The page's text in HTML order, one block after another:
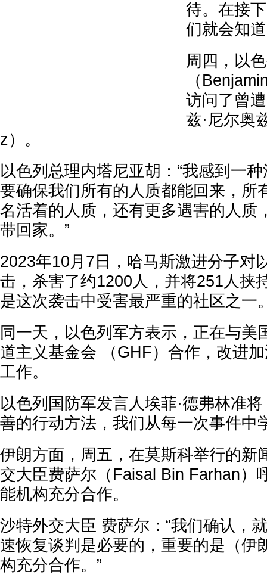
待。在接
们就会知
周四，以
（
访问了曾
兹·尼尔奥
z）。
以色列总理内塔尼亚胡：“我感到一
要确保我们所有的人质都能回来，所
名活着的人质，还有更多遇害的人质
带回家。”
2023年10月7日，哈马斯激进分子对
击，杀害了约1200人，并将251人挟
是这次袭击中受害最严重的社区之一
同一天，以色列军方表示，正在与美
道主义基金会 （GHF）合作，改进
工作。
以色列国防军发言人埃菲·德弗林准
善的行动方法，我们从每一次事件中
伊朗方面，周五，在莫斯科举行的新
交大臣费萨尔（Faisal Bin Farhan）
能机构充分合作。
沙特外交大臣 费萨尔：“我们确认，
速恢复谈判是必要的，重要的是（伊
构充分合作。”